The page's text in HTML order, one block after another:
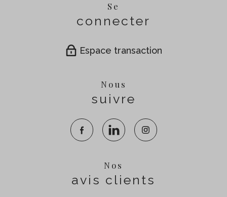
Se
connecter
Espace transaction
Nous
suivre
Nos
avis clients